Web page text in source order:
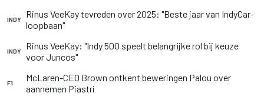
INDY
Rinus VeeKay tevreden over 2025: "Beste jaar van IndyCar-
loopbaan"
INDY
Rinus VeeKay: "Indy 500 speelt belangrijke rol bij keuze
voor Juncos"
F1
McLaren-CEO Brown ontkent beweringen Palou over
aannemen Piastri